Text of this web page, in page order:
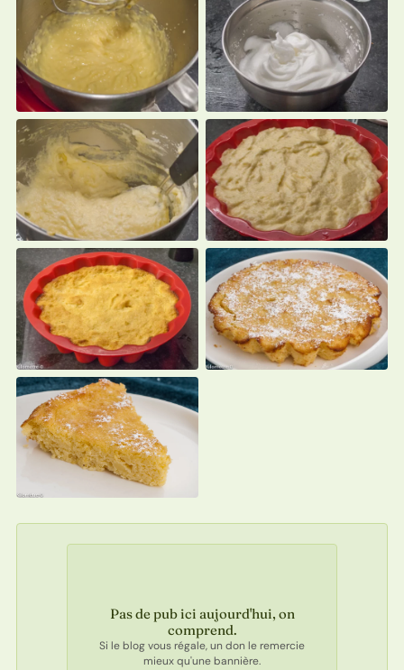
Pas de pub ici aujourd'hui, on
comprend.
Si le blog vous régale, un don le remercie
mieux qu'une bannière.